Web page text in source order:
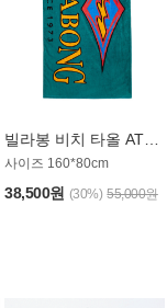
사이즈 160*80cm
38,500원 (30%) 55,000원